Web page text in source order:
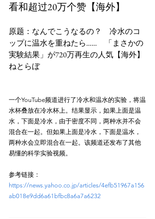
看和超过20万个赞【海外】
原题：なんでこうなるの？　冷水のコ
ップに温水を重ねたら……　「まさかの
実験結果」が720万再生の人気【海外】
一个YouTube频道进行了冷水和温水的实验，将温
水杯叠放在冷水杯上。结果显示，如果上面是温
水，下面是冷水，由于密度不同，两种水并不会
混合在一起。但如果上面是冷水，下面是温水，
两种水会立即混合在一起。该频道还发布了其他
参考链接：
https://news.yahoo.co.jp/articles/4efb51967a156
ab018e9dd6a61bfbc8a6a7a6232